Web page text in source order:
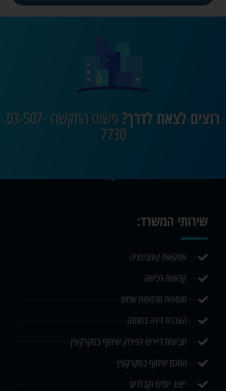
רוצים לצאת לדרך?
פשוט התקשרו 03-507-
7730
שירותי המשרד:
עסקאות קומבינציה
קבוצות רכישה
תוספות מרפסות שמש
העברת דירה במתנה
תביעות דיירים לפירוק שיתוף במקרקעין
הסכם שיתוף במקרקעין
ייצוג יזמים וקבלנים